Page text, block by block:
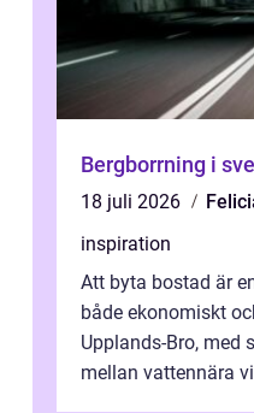
Bergborrning i
18 juli 2026
inspiration
Att byta bostad är
både ekonomiskt
Upplands-Bro, med
mellan vattennära